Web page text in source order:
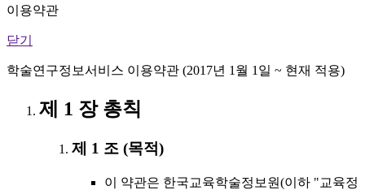
이용약관
닫기
학술연구정보서비스 이용약관 (2017년 1월 1일 ~ 현재 적용)
제 1 장 총칙
제 1 조 (목적)
이 약관은 한국교육학술정보원(이하 "교육정